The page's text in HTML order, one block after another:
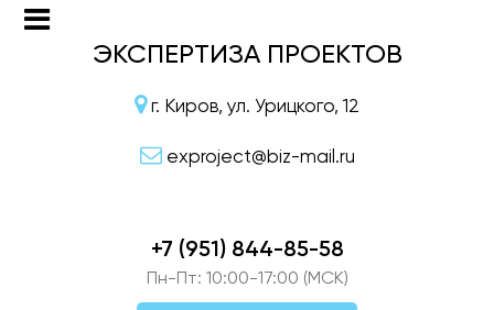
ЭКСПЕРТИЗА ПРОЕКТОВ
г. Киров, ул. Урицкого, 12
exproject@biz-mail.ru
+7 (951) 844-85-58
Пн-Пт: 10:00-17:00 (МСК)